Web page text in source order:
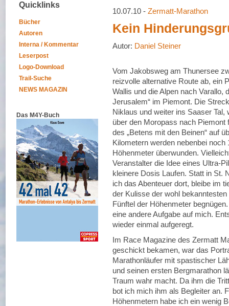
Quicklinks
Bücher
Autoren
Interna / Kommentar
Leserpost
Logo-Download
Trail-Suche
NEWS MAGAZIN
Das M4Y-Buch
10.07.10 - Zermatt-Marathon
Kein
Autor: Daniel Steiner
Vom Jakobsweg am Thunersee
reizvolle alternative Route ab, ein
Wallis und die Alpen nach Varallo,
Jerusalem“ im Piemont. Die
Niklaus und weiter ins Saaser Tal,
über den Moropass nach Piemont
des „Betens mit den Beinen“ auf
Kilometern werden nebenbei noch
Höhenmeter überwunden.
Veranstalter die Idee eines Ultra-
kleinere Dosis Laufen. Statt in St.
ich das Abenteuer dort, bleibe im
der Kulisse der wohl
Fünftel der Höhenmeter
eine andere Aufgabe auf mich.
wieder einmal aufgeregt.
Im Race Magazine des Zermatt
geschickt bekamen, war das
Marathonläufer mit spastischer
und seinen ersten Bergmarathon
Traum wahr macht. Da ihm die
bot ich mich ihm als Begleiter an.
Höhenmetern habe ich ein wenig